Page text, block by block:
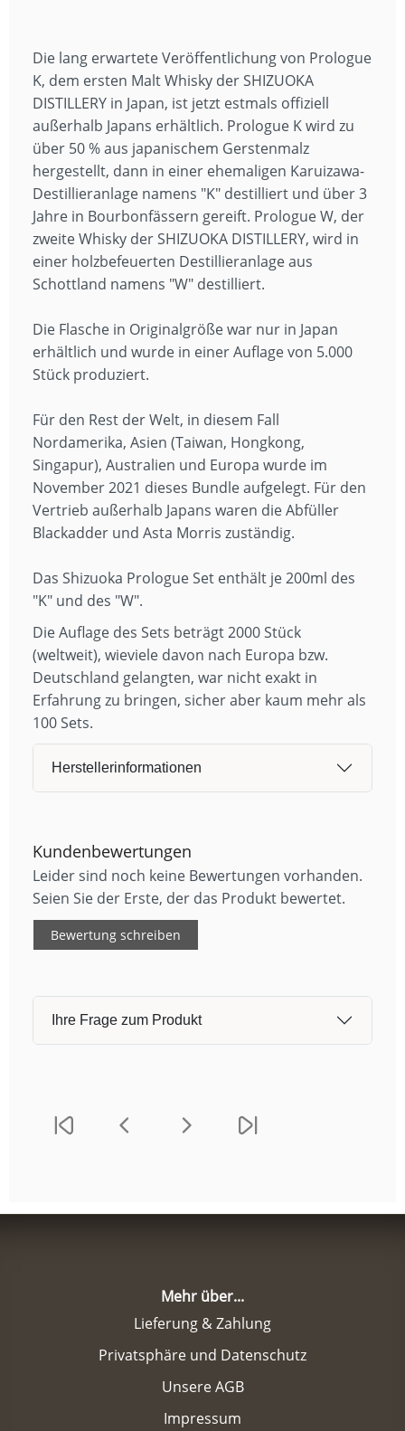
Die lang erwartete Veröffentlichung von Prologue
K, dem ersten Malt Whisky der SHIZUOKA
DISTILLERY in Japan, ist jetzt estmals offiziell
außerhalb Japans erhältlich. Prologue K wird zu
über 50 % aus japanischem Gerstenmalz
hergestellt, dann in einer ehemaligen Karuizawa-
Destillieranlage namens "K" destilliert und über 3
Jahre in Bourbonfässern gereift. Prologue W, der
zweite Whisky der SHIZUOKA DISTILLERY, wird in
einer holzbefeuerten Destillieranlage aus
Schottland namens "W" destilliert.
Die Flasche in Originalgröße war nur in Japan
erhältlich und wurde in einer Auflage von 5.000
Stück produziert.
Für den Rest der Welt, in diesem Fall
Nordamerika, Asien (Taiwan, Hongkong,
Singapur), Australien und Europa wurde im
November 2021 dieses Bundle aufgelegt. Für den
Vertrieb außerhalb Japans waren die Abfüller
Blackadder und Asta Morris zuständig.
Das Shizuoka Prologue Set enthält je 200ml des
"K" und des "W".
Die Auflage des Sets beträgt 2000 Stück
(weltweit), wieviele davon nach Europa bzw.
Deutschland gelangten, war nicht exakt in
Erfahrung zu bringen, sicher aber kaum mehr als
100 Sets.
Herstellerinformationen
Kundenbewertungen
Leider sind noch keine Bewertungen vorhanden.
Seien Sie der Erste, der das Produkt bewertet.
Bewertung schreiben
Ihre Frage zum Produkt
Mehr über...
Lieferung & Zahlung
Privatsphäre und Datenschutz
Unsere AGB
Impressum